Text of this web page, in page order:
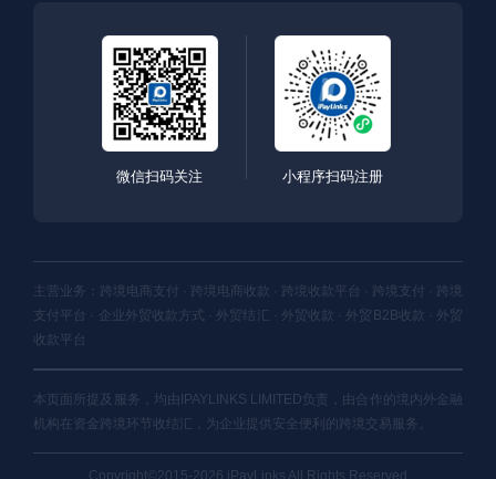
微信扫码关注 小程序扫码注册
主营业务：跨境电商支付 · 跨境电商收款 · 跨境收款平台 · 跨境支付 · 跨境
支付平台 · 企业外贸收款方式 · 外贸结汇 · 外贸收款 · 外贸B2B收款 · 外贸
收款平台
本页面所提及服务，均由IPAYLINKS LIMITED负责，由合作的境内外金融
机构在资金跨境环节收结汇，为企业提供安全便利的跨境交易服务。
Copyright©2015-2026 iPayLinks All Rights Reserved